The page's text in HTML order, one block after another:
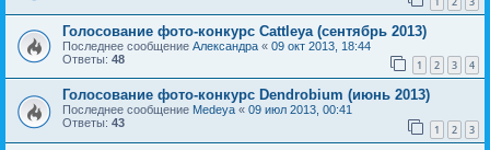
Голосование фото-конкурс Cattleya (сентябрь 2013)
Последнее сообщение Александра « 09 окт 2013, 18:44
Ответы: 48 1 2 3 4
Голосование фото-конкурс Dendrobium (июнь 2013)
Последнее сообщение Medeya « 09 июл 2013, 00:41
Ответы: 43 1 2 3